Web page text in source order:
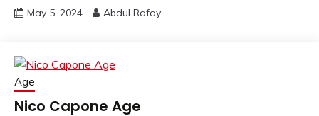
May 5, 2024 Abdul Rafay
Age
Nico Capone Age